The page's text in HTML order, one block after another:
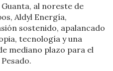
al noreste de
Aldyl Energía,
sostenido, apalancado
tecnología y una
mediano plazo para el